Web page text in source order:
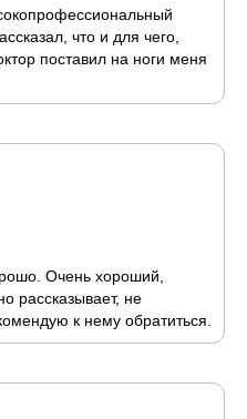
что и для чего,
поставил на ноги меня
Очень хороший,
рассказывает, не
к нему обратиться.